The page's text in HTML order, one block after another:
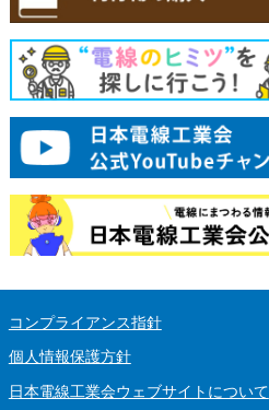
コンプライアンス指針
個人情報保護方針
日本電線工業会ウェブサイトについて